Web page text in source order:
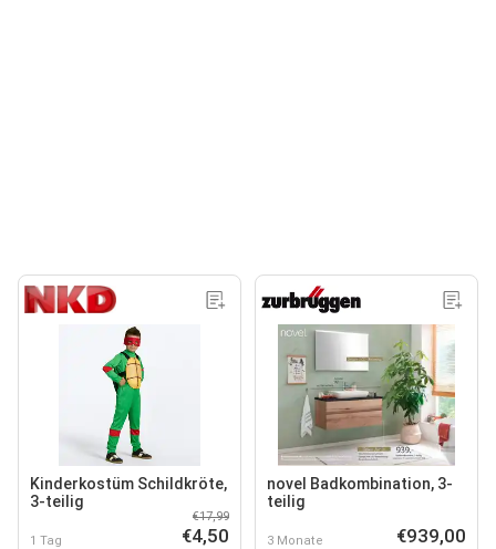
Kinderkostüm Schildkröte,
3-teilig
1 Tag
€17,99
€4,50
novel Badkombination, 3-
teilig
3 Monate €939,00